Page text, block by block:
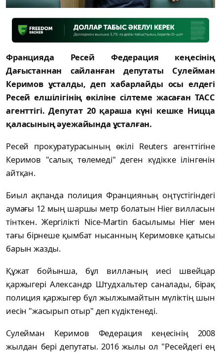
Францияда Ресей Федерация кеңесінің
Дағыстаннан сайланған депутаты Сулейман
Керимов ұсталды, деп хабарлайды осы елдегі
Ресей елшілігінің өкіліне сілтеме жасаған ТАСС
агенттігі. Депутат 20 қараша күні кешке Ницца
қаласының әуежайында ұсталған.
Ресей прокуратурасының өкілі Reuters агенттігіне
Керимов "салық төлемеді" деген күдікке ілінгенін
айтқан.
Биыл ақпанда полиция Францияның оңтүстігіндегі
аумағы 12 мың шаршы метр болатын Hier вилласын
тінткен. Жергілікті Nice-Martin басылымы Hier мен
тағы бірнеше қымбат нысанның Керимовке қатысы
барын жазды.
Құжат бойынша, бұл вилланың иесі швейцар
қаржыгері Александр Штудхальтер саналады, бірақ
полиция қаржыгер бұл жылжымайтын мүліктің шын
иесін "жасырып отыр" деп күдіктенеді.
Сулейман Керимов Федерация кеңесінің 2008
жылдан бері депутаты. 2016 жылы ол "Ресейдегі ең